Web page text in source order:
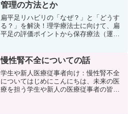
管理の方法とか
扁平足リハビリの「なぜ？」と「どうす
る？」を解決！理学療法士に向けて、扁
平足の評価ポイントから保存療法（運動
ローチの臨床力を高めたいPT必読の記事
です。
慢性腎不全についての話
学生や新人医療従事者向け：慢性腎不全
についてはじめにこんにちは、未来の医
療を担う学生や新人の医療従事者の皆さ